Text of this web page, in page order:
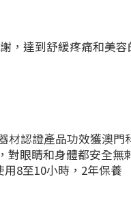
，達到舒緩疼痛和美容
材認證產品功效獲澳門
對眼睛和身體都安全無
8至10小時，2年保養